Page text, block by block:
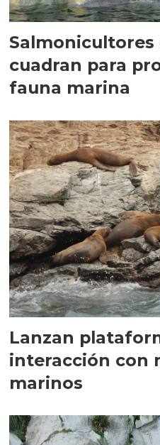
Salmonicultores
cuadran para
fauna marina
Lanzan
interacción con
marinos